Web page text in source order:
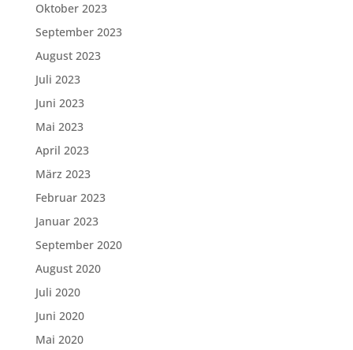
Oktober 2023
September 2023
August 2023
Juli 2023
Juni 2023
Mai 2023
April 2023
März 2023
Februar 2023
Januar 2023
September 2020
August 2020
Juli 2020
Juni 2020
Mai 2020